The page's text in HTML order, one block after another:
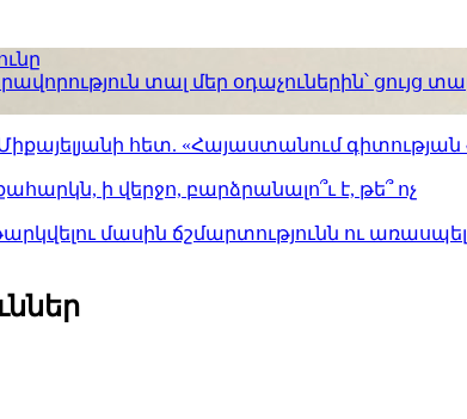
տալ մեր օդաչուներին՝ ցույց
հետ. «Հայաստանում
ի վերջո, բարձրանալո՞ւ է, թե՞ ոչ
մասին ճշմարտությունն ու